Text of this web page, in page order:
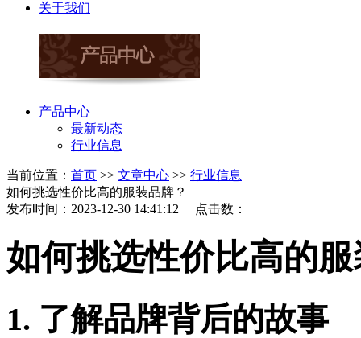
关于我们
产品中心
最新动态
行业信息
当前位置： 首页 >> 文章中心 >> 行业信息
如何挑选性价比高的服装品牌？
发布时间：2023-12-30 14:41:12 点击数：
如何挑选性价比高的
1. 了解品牌背后的故事